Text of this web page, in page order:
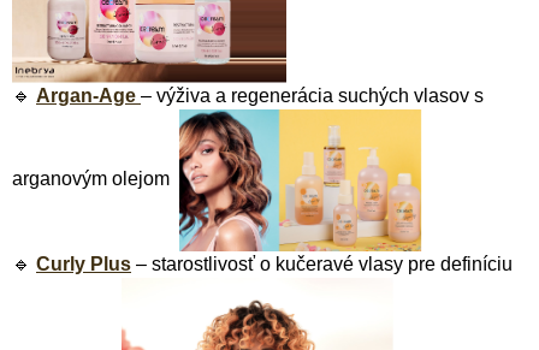
🔹 Argan-Age – výživa a regenerácia suchých vlasov s
arganovým olejom
🔹 Curly Plus – starostlivosť o kučeravé vlasy pre definíciu